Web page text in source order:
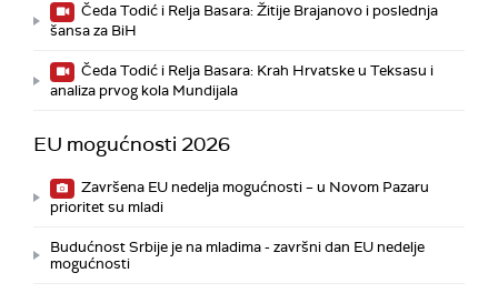
Čeda Todić i Relja Basara: Žitije Brajanovo i poslednja
šansa za BiH
Čeda Todić i Relja Basara: Krah Hrvatske u Teksasu i
analiza prvog kola Mundijala
EU mogućnosti 2026
Završena EU nedelja mogućnosti – u Novom Pazaru
prioritet su mladi
Budućnost Srbije je na mladima - završni dan EU nedelje
mogućnosti